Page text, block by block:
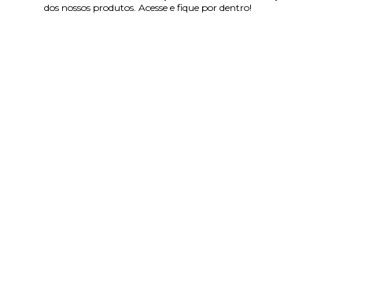
dos nossos produtos. Acesse e fique por dentro!